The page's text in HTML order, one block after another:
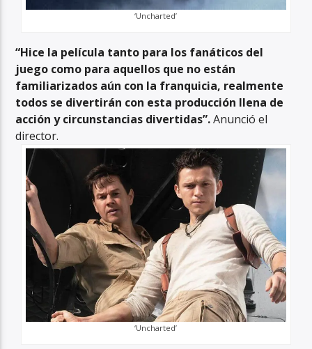
‘Uncharted’
“Hice la película tanto para los fanáticos del
juego como para aquellos que no están
familiarizados aún con la franquicia, realmente
todos se divertirán con esta producción llena de
acción y circunstancias divertidas”.Anunció el
director.
‘Uncharted’